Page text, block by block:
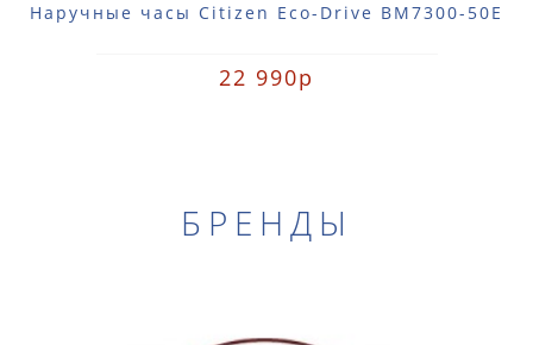
Наручные часы Citizen Eco-Drive BM7300-50E
22 990р
БРЕНДЫ